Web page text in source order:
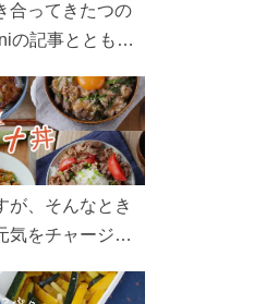
合ってきたつの
の記事とともに
こだわりまで。
るコンテンツを
が、そんなとき
気をチャージ！
飛ばしましょ